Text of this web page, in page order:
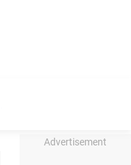
Advertisement